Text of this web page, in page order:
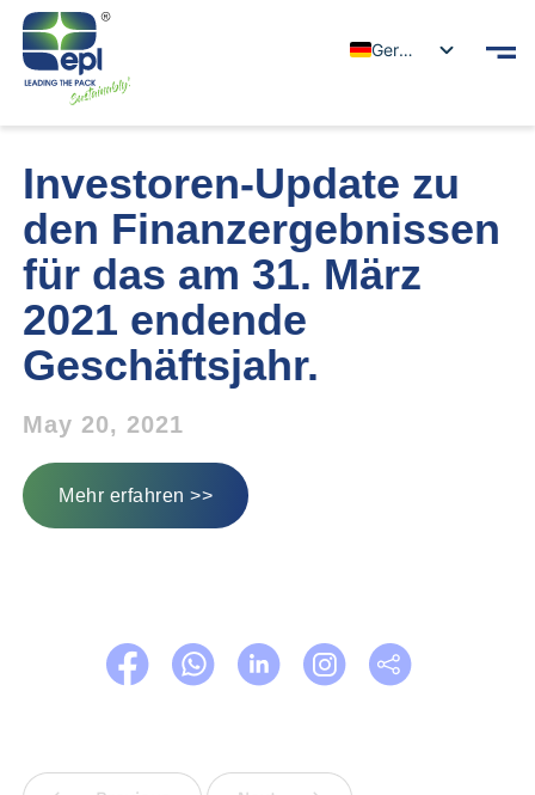
German
Investoren-Update zu
den Finanzergebnissen
für das am 31. März
2021 endende
Geschäftsjahr.
May 20, 2021
Mehr erfahren >>
Vorherige